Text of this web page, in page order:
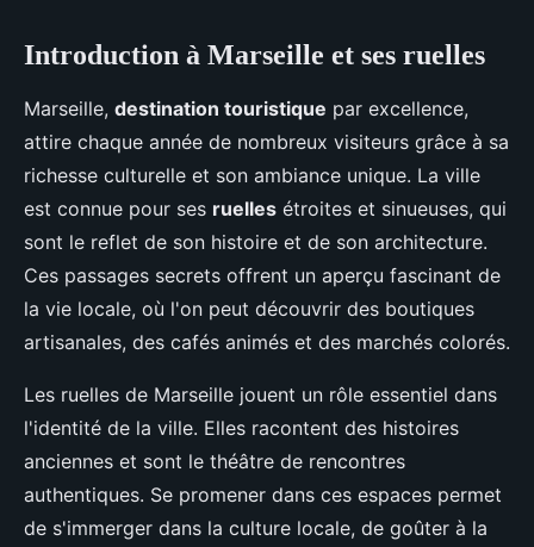
Introduction à Marseille et ses ruelles
Marseille, destination touristique par excellence,
attire chaque année de nombreux visiteurs grâce à sa
richesse culturelle et son ambiance unique. La ville
est connue pour ses ruelles étroites et sinueuses, qui
sont le reflet de son histoire et de son architecture.
Ces passages secrets offrent un aperçu fascinant de
la vie locale, où l'on peut découvrir des boutiques
artisanales, des cafés animés et des marchés colorés.
Les ruelles de Marseille jouent un rôle essentiel dans
l'identité de la ville. Elles racontent des histoires
anciennes et sont le théâtre de rencontres
authentiques. Se promener dans ces espaces permet
de s'immerger dans la culture locale, de goûter à la